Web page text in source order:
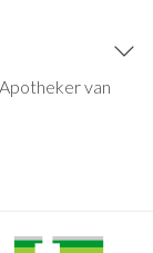
Apotheker van